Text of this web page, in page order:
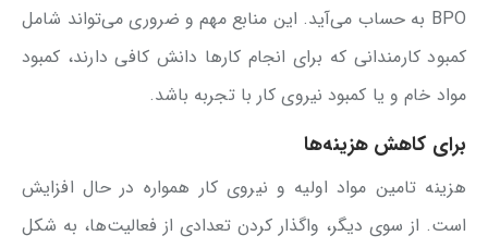
BPO به حساب می‌آید. این منابع مهم و ضروری می‌تواند شامل
کمبود کارمندانی که برای انجام کارها دانش کافی دارند، کمبود
مواد خام و یا کمبود نیروی کار با تجربه باشد.
برای کاهش هزینه‌ها
هزینه تامین مواد اولیه و نیروی کار همواره در حال افزایش
است. از سوی دیگر، واگذار کردن تعدادی از فعالیت‌ها، به شکل